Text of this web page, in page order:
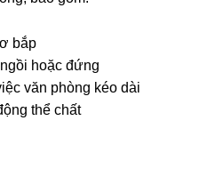
bắp
hoặc đứng
văn phòng kéo dài
thể chất